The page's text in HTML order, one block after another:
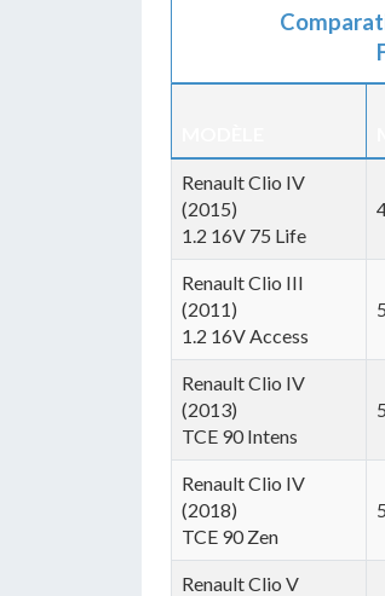
Renault Clio IV
(2015)
1.2 16V 75 Life
Renault Clio III
(2011)
1.2 16V Access
Renault Clio IV
(2013)
TCE 90 Intens
Renault Clio IV
(2018)
TCE 90 Zen
Renault Clio V